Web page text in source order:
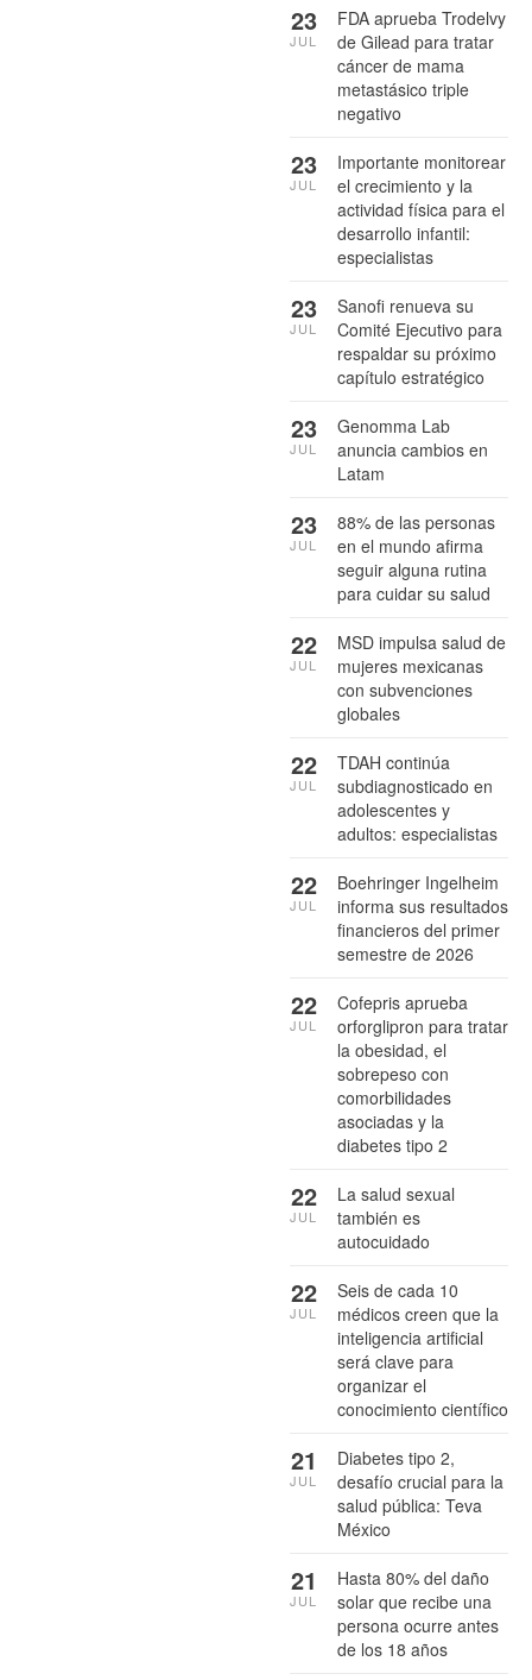
FDA aprueba Trodelvy
de Gilead para tratar
cáncer de mama
metastásico triple
negativo
23
JUL
Importante monitorear
el crecimiento y la
actividad física para el
desarrollo infantil:
especialistas
23
JUL
Sanofi renueva su
Comité Ejecutivo para
respaldar su próximo
capítulo estratégico
23
JUL
Genomma Lab
anuncia cambios en
Latam
23
JUL
88% de las personas
en el mundo afirma
seguir alguna rutina
para cuidar su salud
23
JUL
MSD impulsa salud de
mujeres mexicanas
con subvenciones
globales
22
JUL
TDAH continúa
subdiagnosticado en
adolescentes y
adultos: especialistas
22
JUL
Boehringer Ingelheim
informa sus resultados
financieros del primer
semestre de 2026
22
JUL
Cofepris aprueba
orforglipron para tratar
la obesidad, el
sobrepeso con
comorbilidades
asociadas y la
diabetes tipo 2
22
JUL
La salud sexual
también es
autocuidado
22
JUL
Seis de cada 10
médicos creen que la
inteligencia artificial
será clave para
organizar el
conocimiento científico
22
JUL
Diabetes tipo 2,
desafío crucial para la
salud pública: Teva
México
21
JUL
Hasta 80% del daño
solar que recibe una
persona ocurre antes
de los 18 años
21
JUL